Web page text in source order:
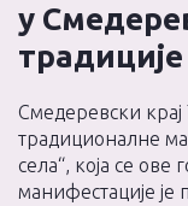
у
Смедеревски
традиционалне
села“, која се
манифестације